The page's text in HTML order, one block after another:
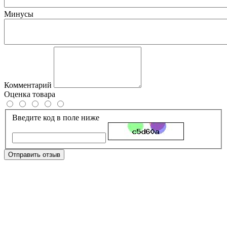
Минусы
Комментарий
Оценка товара
Введите код в поле ниже
Отправить отзыв